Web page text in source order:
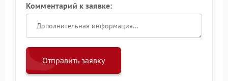
Комментарий к заявке:
Отправить заявку